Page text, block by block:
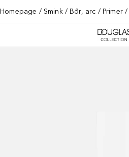
Homepage Smink Bőr, arc Primer